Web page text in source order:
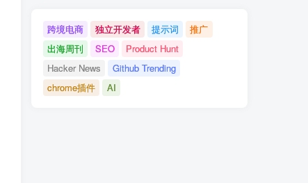
跨境电商 独立开发者 提示词
推广
出海周刊
SEO
Product Hunt
Hacker News
Github Trending
chrome插件
AI